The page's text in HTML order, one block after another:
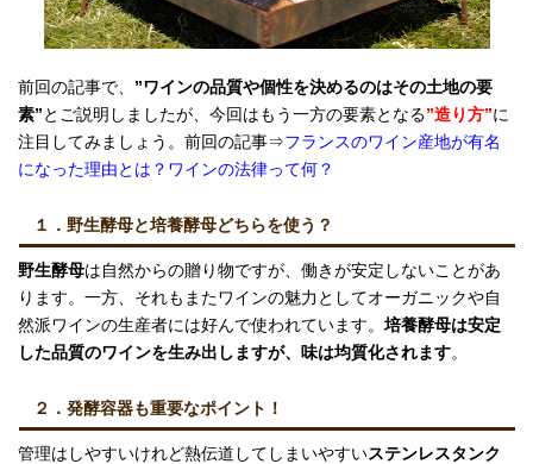
前回の記事で、 ”ワインの品質や個性を決めるのはその土地の要
素”とご説明しましたが、今回はもう一方の要素となる”造り方”に
注目してみましょう。前回の記事⇒フランスのワイン産地が有名
になった理由とは？ワインの法律って何？
１．野生酵母と培養酵母どちらを使う？
野生酵母は自然からの贈り物ですが、働きが安定しないことがあ
ります。一方、それもまたワインの魅力としてオーガニックや自
然派ワインの生産者には好んで使われています。培養酵母は安定
した品質のワインを生み出しますが、味は均質化されます。
２．発酵容器も重要なポイント！
管理はしやすいけれど熱伝道してしまいやすいステンレスタンク